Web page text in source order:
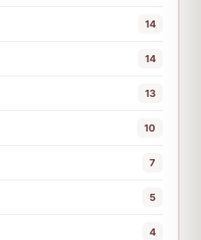
14
14
13
10
7
5
4